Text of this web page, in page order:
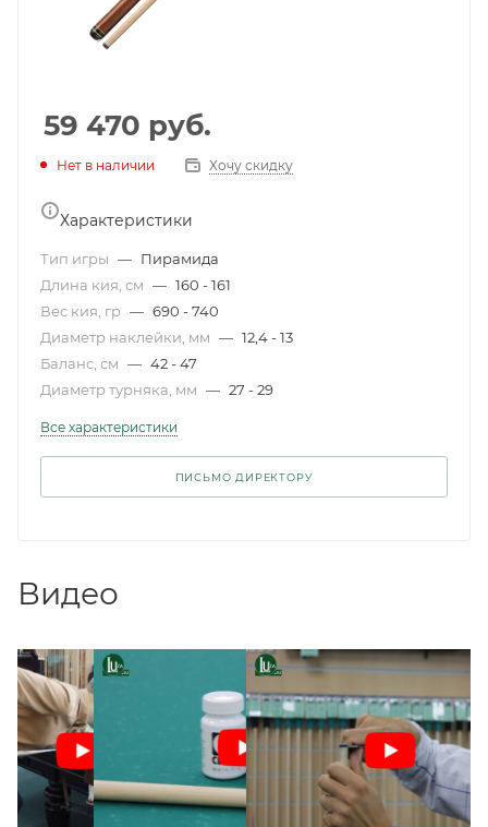
59 470 руб.
Нет в наличии Хочу скидку
Характеристики
Тип игры — Пирамида
Длина кия, см — 160 - 161
Вес кия, гр — 690 - 740
Диаметр наклейки, мм — 12,4 - 13
Баланс, см — 42 - 47
Диаметр турняка, мм — 27 - 29
Все характеристики
ПИСЬМО ДИРЕКТОРУ
Видео